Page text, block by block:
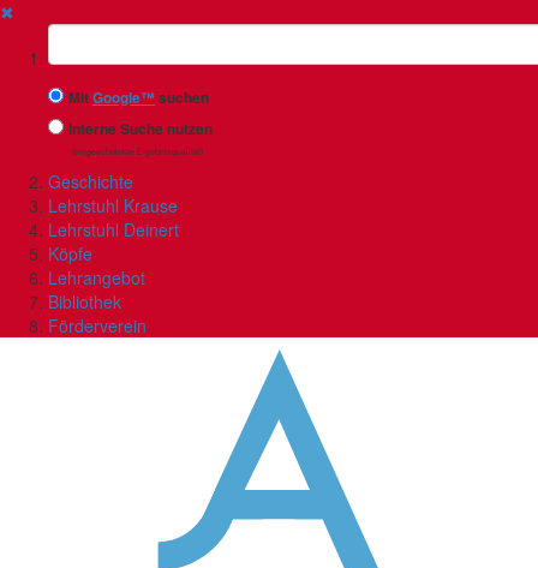
✖
Suchbegriff
MitGoogle™suchen
Interne Suche nutzen
(eingeschränkte Ergebnisqualität)
Geschichte
Lehrstuhl Krause
Lehrstuhl Deinert
Köpfe
Lehrangebot
Bibliothek
Förderverein